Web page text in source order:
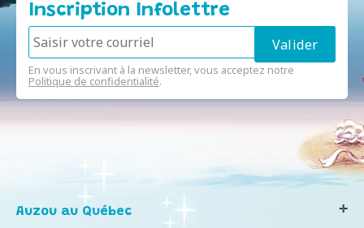
Inscription Infolettre
En vous inscrivant à la newsletter, vous acceptez notre
Politique de confidentialité.
Auzou au Québec